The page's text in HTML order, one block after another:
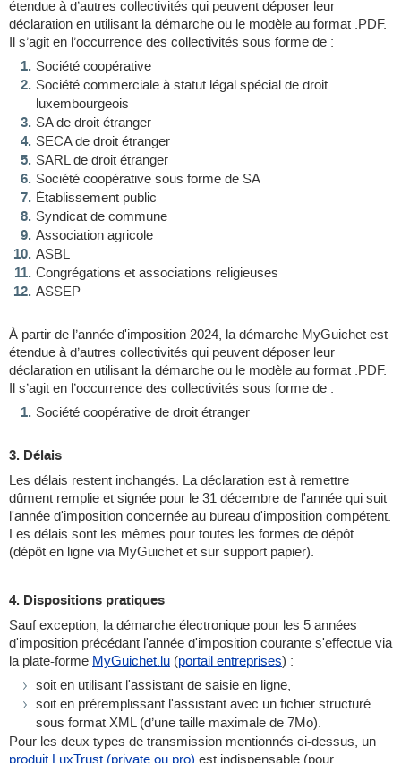
étendue à d’autres collectivités qui peuvent déposer leur
déclaration en utilisant la démarche ou le modèle au format .PDF.
Il s’agit en l’occurrence des collectivités sous forme de :
Société coopérative
Société commerciale à statut légal spécial de droit
luxembourgeois
SA de droit étranger
SECA de droit étranger
SARL de droit étranger
Société coopérative sous forme de SA
Établissement public
Syndicat de commune
Association agricole
ASBL
Congrégations et associations religieuses
ASSEP
À partir de l’année d'imposition 2024, la démarche MyGuichet est
étendue à d’autres collectivités qui peuvent déposer leur
déclaration en utilisant la démarche ou le modèle au format .PDF.
Il s’agit en l’occurrence des collectivités sous forme de :
Société coopérative de droit étranger
3. Délais
Les délais restent inchangés. La déclaration est à remettre
dûment remplie et signée pour le 31 décembre de l'année qui suit
l'année d'imposition concernée au bureau d'imposition compétent.
Les délais sont les mêmes pour toutes les formes de dépôt
(dépôt en ligne via MyGuichet et sur support papier).
4. Dispositions pratiques
Sauf exception, la démarche électronique pour les 5 années
d'imposition précédant l'année d'imposition courante s'effectue via
la plate-forme MyGuichet.lu (portail entreprises) :
soit en utilisant l'assistant de saisie en ligne,
soit en préremplissant l'assistant avec un fichier structuré
sous format XML (d’une taille maximale de 7Mo).
Pour les deux types de transmission mentionnés ci-dessus, un